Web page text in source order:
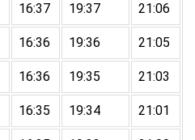
16:37 19:37 21:06
16:36 19:36 21:05
16:36 19:35 21:03
16:35 19:34 21:01